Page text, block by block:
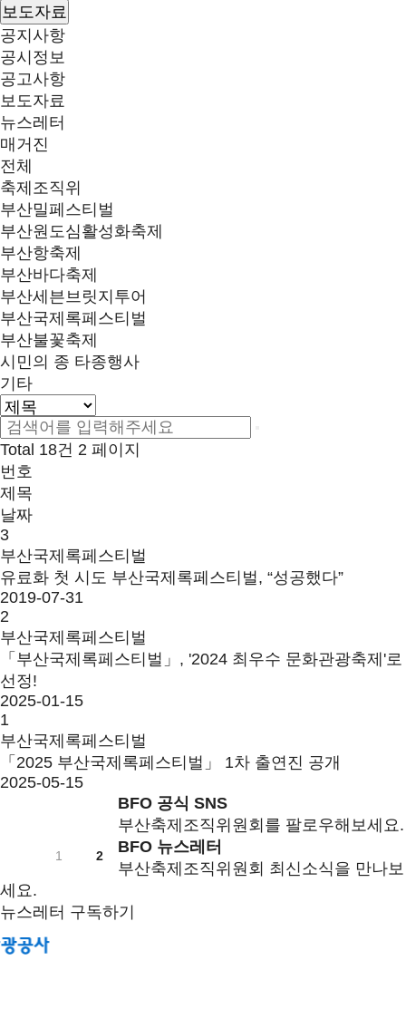
보도자료
공지사항
공시정보
공고사항
보도자료
뉴스레터
매거진
전체
축제조직위
부산밀페스티벌
부산원도심활성화축제
부산항축제
부산바다축제
부산세븐브릿지투어
부산국제록페스티벌
부산불꽃축제
시민의 종 타종행사
기타
Total 18건 2 페이지
번호
제목
날짜
3
부산국제록페스티벌
유료화 첫 시도 부산국제록페스티벌, “성공했다”
2019-07-31
2
부산국제록페스티벌
「부산국제록페스티벌」, '2024 최우수 문화관광축제'로
선정!
2025-01-15
1
부산국제록페스티벌
「2025 부산국제록페스티벌」 1차 출연진 공개
2025-05-15
1 2
BFO 공식 SNS
부산축제조직위원회를 팔로우해보세요.
BFO 뉴스레터
부산축제조직위원회 최신소식을 만나보
세요.
뉴스레터 구독하기